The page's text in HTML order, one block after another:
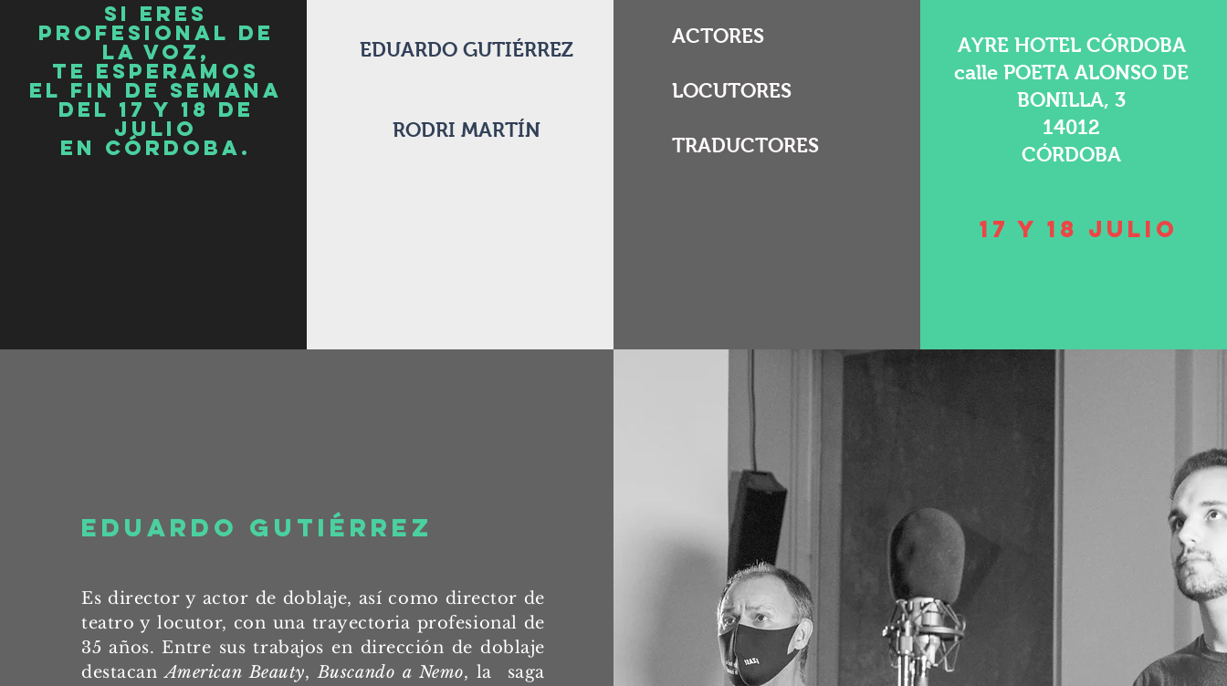
SI ERES
PROFESIONAL DE
LA VOZ,
TE ESPERAMOS
EL FIN DE SEMANA
DEL 17 Y 18 DE
JULIO
EN CÓRDOBA.
EDUARDO GUTIÉRREZ
RODRI MARTÍN
ACTORES
LOCUTORES
TRADUCTORES
AYRE HOTEL CÓRDOBA
calle POETA ALONSO DE
BONILLA, 3
14012
CÓRDOBA
17 Y 18 JULIO
eduardo gutiérrez
Es director y actor de doblaje, así como director de
teatro y locutor, con una trayectoria profesional de
35 años. Entre sus trabajos en dirección de doblaje
destacanAmerican Beauty,Buscando a Nemo, la saga